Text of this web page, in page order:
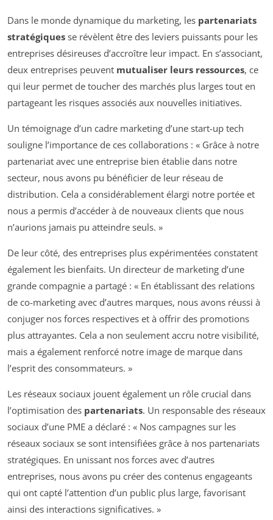
Dans le monde dynamique du marketing, les partenariats
stratégiques se révèlent être des leviers puissants pour les
entreprises désireuses d’accroître leur impact. En s’associant,
deux entreprises peuvent mutualiser leurs ressources, ce
qui leur permet de toucher des marchés plus larges tout en
partageant les risques associés aux nouvelles initiatives.
Un témoignage d’un cadre marketing d’une start-up tech
souligne l’importance de ces collaborations : « Grâce à notre
partenariat avec une entreprise bien établie dans notre
secteur, nous avons pu bénéficier de leur réseau de
distribution. Cela a considérablement élargi notre portée et
nous a permis d’accéder à de nouveaux clients que nous
n’aurions jamais pu atteindre seuls. »
De leur côté, des entreprises plus expérimentées constatent
également les bienfaits. Un directeur de marketing d’une
grande compagnie a partagé : « En établissant des relations
de co-marketing avec d’autres marques, nous avons réussi à
conjuger nos forces respectives et à offrir des promotions
plus attrayantes. Cela a non seulement accru notre visibilité,
mais a également renforcé notre image de marque dans
l’esprit des consommateurs. »
Les réseaux sociaux jouent également un rôle crucial dans
l’optimisation des partenariats. Un responsable des réseaux
sociaux d’une PME a déclaré : « Nos campagnes sur les
réseaux sociaux se sont intensifiées grâce à nos partenariats
stratégiques. En unissant nos forces avec d’autres
entreprises, nous avons pu créer des contenus engageants
qui ont capté l’attention d’un public plus large, favorisant
ainsi des interactions significatives. »